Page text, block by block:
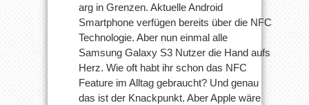
arg in Grenzen. Aktuelle Android
Smartphone verfügen bereits über die NFC
Technologie. Aber nun einmal alle
Samsung Galaxy S3 Nutzer die Hand aufs
Herz. Wie oft habt ihr schon das NFC
Feature im Alltag gebraucht? Und genau
das ist der Knackpunkt. Aber Apple wäre